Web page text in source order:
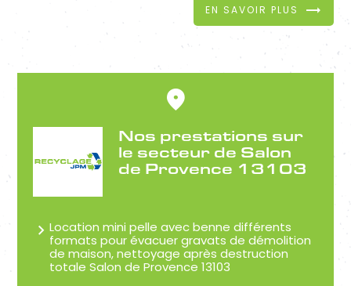
EN SAVOIR PLUS
Nos prestations sur
le secteur de Salon
de Provence 13103
Location mini pelle avec benne différents
formats pour évacuer gravats de démolition
de maison, nettoyage après destruction
totale Salon de Provence 13103